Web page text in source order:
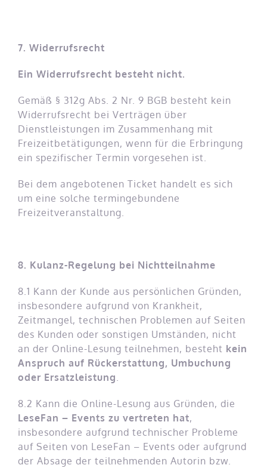
7. Widerrufsrecht
Ein Widerrufsrecht besteht nicht.
Gemäß § 312g Abs. 2 Nr. 9 BGB besteht kein
Widerrufsrecht bei Verträgen über
Dienstleistungen im Zusammenhang mit
Freizeitbetätigungen, wenn für die Erbringung
ein spezifischer Termin vorgesehen ist.
Bei dem angebotenen Ticket handelt es sich
um eine solche termingebundene
Freizeitveranstaltung.
8. Kulanz-Regelung bei Nichtteilnahme
8.1 Kann der Kunde aus persönlichen Gründen,
insbesondere aufgrund von Krankheit,
Zeitmangel, technischen Problemen auf Seiten
des Kunden oder sonstigen Umständen, nicht
an der Online-Lesung teilnehmen, besteht kein
Anspruch auf Rückerstattung, Umbuchung
oder Ersatzleistung.
8.2 Kann die Online-Lesung aus Gründen, die
LeseFan – Events zu vertreten hat,
insbesondere aufgrund technischer Probleme
auf Seiten von LeseFan – Events oder aufgrund
der Absage der teilnehmenden Autorin bzw.